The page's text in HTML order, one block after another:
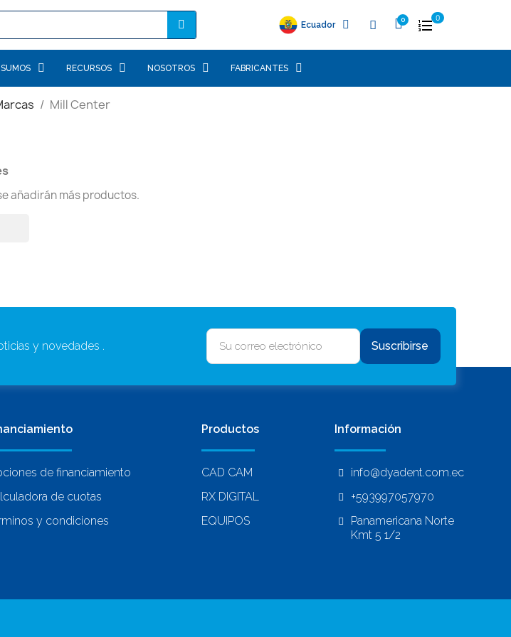
Ecuador
0
RECURSOS NOSOTROS FABRICANTES
Mill Center
añadirán más productos.
y novedades . Suscribirse
de financiamiento
de cuotas
y condiciones
Productos
CAD CAM
RX DIGITAL
EQUIPOS
Información
info@dyadent.com.ec
+593997057970
Panamericana Norte
Kmt 5 1/2